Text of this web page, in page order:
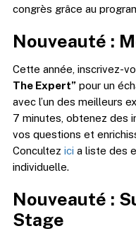
congrès grâce au
Nouveauté :
Cette année, inscrivez-
The Expert”pour un
avec l’un des meilleurs
7 minutes, obtenez des
vos questions et
Concultez ici a liste des
individuelle.
Nouveauté :
Stage